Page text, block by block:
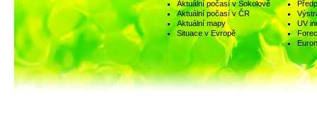
Aktuální počasí v Sokolově
Aktuální počasí v ČR
Aktuální mapy
Situace v Evropě
UV